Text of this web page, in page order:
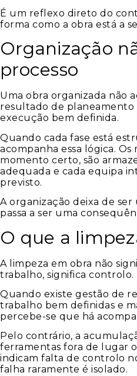
É um reflexo direto do
forma como a obra está a
Organização
processo
Uma obra organizada não
resultado de planeamento
execução bem definida.
Quando cada fase está
acompanha essa lógica.
momento certo, são
adequada e cada equipa
previsto.
A organização deixa de
passa a ser uma
O que a
A limpeza em obra não
trabalho, significa controlo.
Quando existe gestão de
trabalho bem definidas e
percebe-se que há
Pelo contrário, a
ferramentas fora de lugar
indicam falta de controlo
falha raramente é isolado.